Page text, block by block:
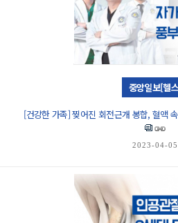
중앙일보[헬
[건강한 가족] 찢어진 회전근개 봉합, 혈액
2023-04-05